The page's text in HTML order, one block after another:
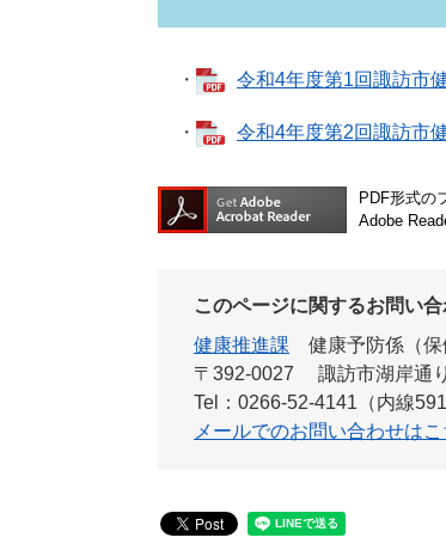
・ 令和4年度第1回諏訪市
・ 令和4年度第2回諏訪市
PDF形式の
Adobe
このページに関するお問い
健康推進課
健康予防係（保
〒392-0027
諏訪市湖岸通
Tel：0266-52-4141（内線591
メールでのお問い合わせはこ